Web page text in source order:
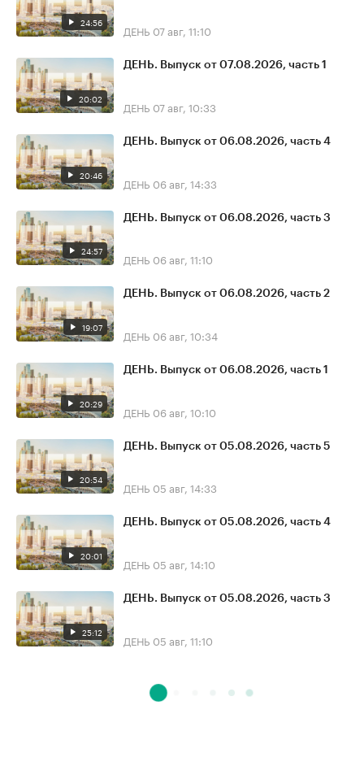
24:56 ДЕНЬ 07 авг, 11:10
20:02
ДЕНЬ. Выпуск от 07.08.2026, часть 1
ДЕНЬ 07 авг, 10:33
20:46
ДЕНЬ. Выпуск от 06.08.2026, часть 4
ДЕНЬ 06 авг, 14:33
24:57
ДЕНЬ. Выпуск от 06.08.2026, часть 3
ДЕНЬ 06 авг, 11:10
19:07
ДЕНЬ. Выпуск от 06.08.2026, часть 2
ДЕНЬ 06 авг, 10:34
20:29
ДЕНЬ. Выпуск от 06.08.2026, часть 1
ДЕНЬ 06 авг, 10:10
20:54
ДЕНЬ. Выпуск от 05.08.2026, часть 5
ДЕНЬ 05 авг, 14:33
20:01
ДЕНЬ. Выпуск от 05.08.2026, часть 4
ДЕНЬ 05 авг, 14:10
25:12
ДЕНЬ. Выпуск от 05.08.2026, часть 3
ДЕНЬ 05 авг, 11:10